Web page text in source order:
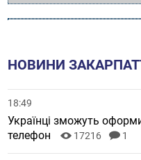
НОВИНИ
18:49
Українці зможуть
телефон
17216 1